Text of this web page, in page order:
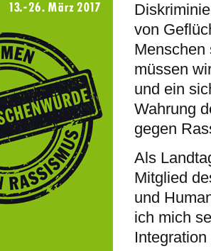
von
Menschen
müssen
und ein
Wahrung
gegen
Als
Mitglied
und
ich mich